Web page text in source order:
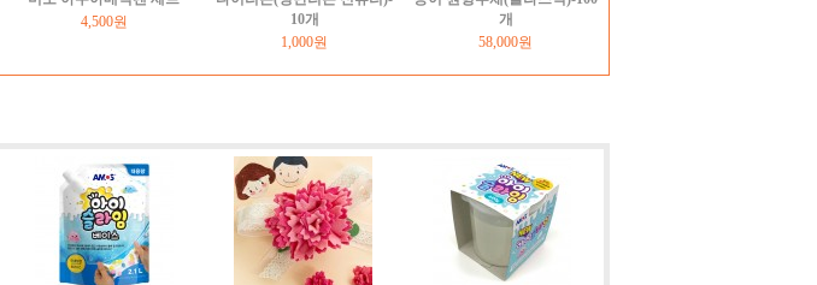
4,500원
10개
1,000원
개
58,000원